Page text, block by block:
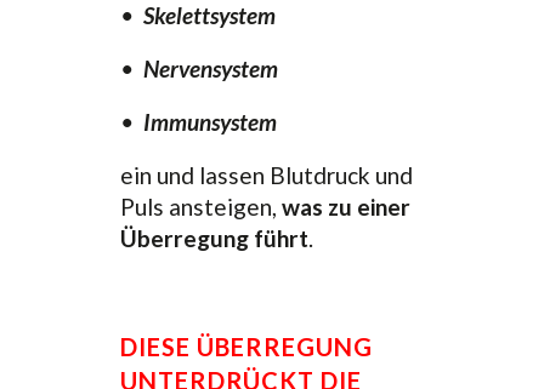
• Skelettsystem
• Nervensystem
• Immunsystem
ein und lassen Blutdruck und
Puls ansteigen, was zu einer
Überregung führt.
DIESE ÜBERREGUNG
UNTERDRÜCKT DIE